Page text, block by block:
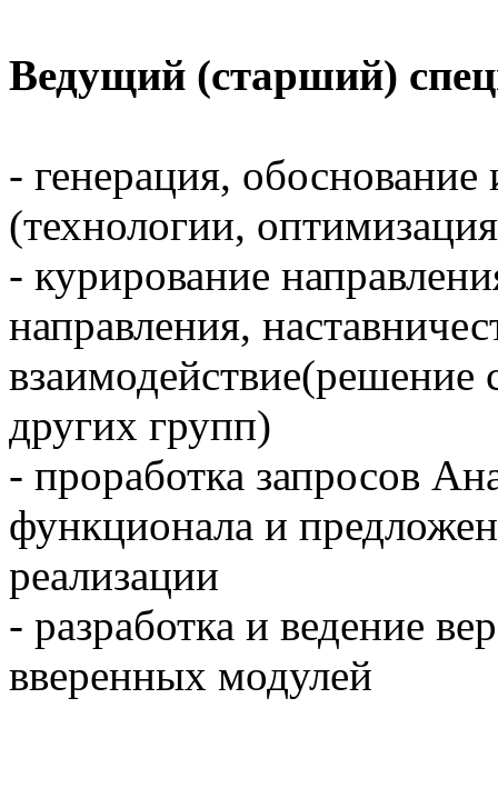
Ведущий (старший)
- генерация,
(технологии,
- курирование
направления,
других групп)
- проработка запросов
функционала и
реализации
- разработка и ведение
вверенных модулей